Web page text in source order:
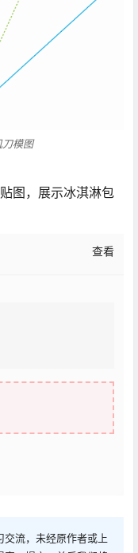
模图
图，展示冰淇淋包
查看
流，未经原作者或上